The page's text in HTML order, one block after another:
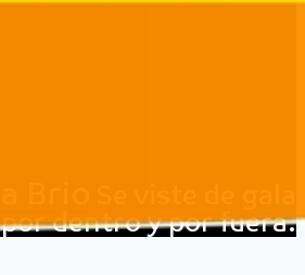
por dentro y por fuera.